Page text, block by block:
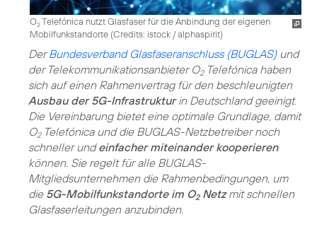
O2Telefónica nutzt Glasfaser für die Anbindung der eigenen
Mobilfunkstandorte (Credits: istock / alphaspirit)
DerBundesverband Glasfaseranschluss (BUGLAS)und
der Telekommunikationsanbieter O2Telefónica haben
sich auf einen Rahmenvertrag für den beschleunigten
Ausbau der 5G-Infrastrukturin Deutschland geeinigt.
Die Vereinbarung bietet eine optimale Grundlage, damit
O2Telefónica und die BUGLAS-Netzbetreiber noch
schneller undeinfacher miteinander kooperieren
können. Sie regelt für alle BUGLAS-
Mitgliedsunternehmen die Rahmenbedingungen, um
die 5G-Mobilfunkstandorte im O2Netzmit schnellen
Glasfaserleitungen anzubinden.